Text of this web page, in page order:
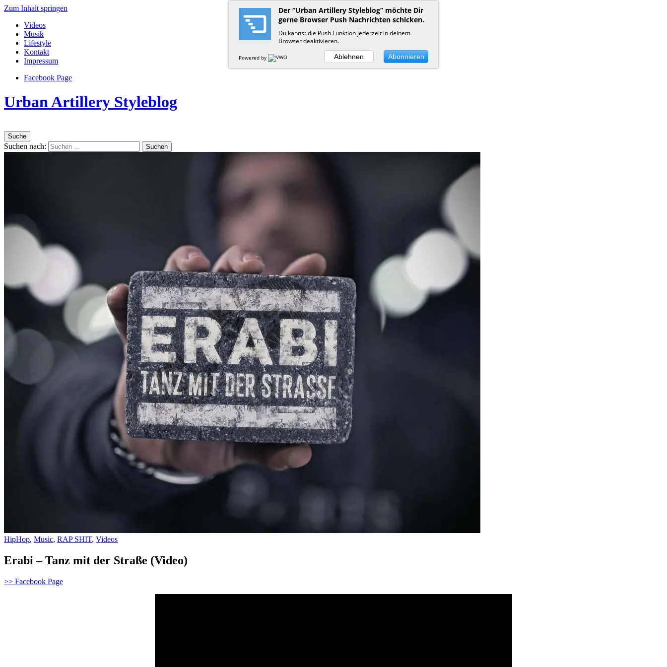
Zum Inhalt springen
Videos
Musik
Lifestyle
Kontakt
Impressum
Facebook Page
Urban Artillery Styleblog
Suche
Suchen nach:
HipHop, Music, RAP SHIT, Videos
Erabi – Tanz mit der Straße (Video)
>> Facebook Page
Der “Urban Artillery Styleblog” möchte Dir
gerne Browser Push Nachrichten schicken.
Du kannst die Push Funktion jederzeit in deinem
Browser deaktivieren.
Powered by Ablehnen Abonnieren